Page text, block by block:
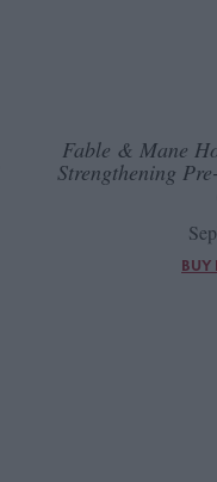
Fable & Mane
Strengthening
BUY